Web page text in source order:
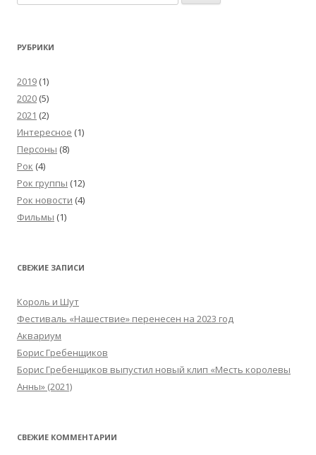
РУБРИКИ
2019 (1)
2020 (5)
2021 (2)
Интересное (1)
Персоны (8)
Рок (4)
Рок группы (12)
Рок новости (4)
Фильмы (1)
СВЕЖИЕ ЗАПИСИ
Король и Шут
Фестиваль «Нашествие» перенесен на 2023 год
Аквариум
Борис Гребенщиков
Борис Гребенщиков выпустил новый клип «Месть королевы
Анны» (2021)
СВЕЖИЕ КОММЕНТАРИИ